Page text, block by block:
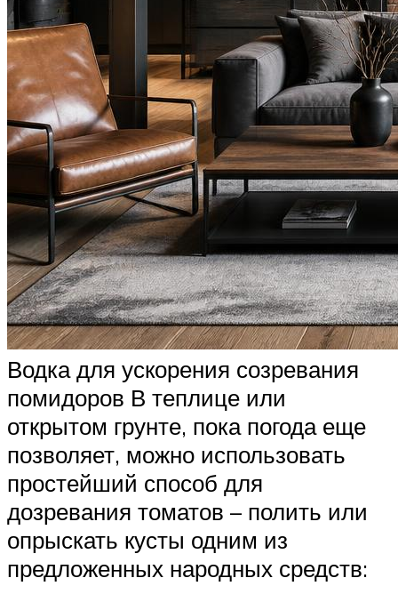
Водка для ускорения созревания
помидоров В теплице или
открытом грунте, пока погода еще
позволяет, можно использовать
простейший способ для
дозревания томатов – полить или
опрыскать кусты одним из
предложенных народных средств: